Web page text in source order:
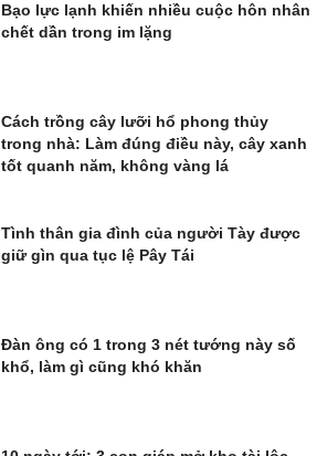
Bạo lực lạnh khiến nhiều cuộc hôn nhân
chết dần trong im lặng
Cách trồng cây lưỡi hổ phong thủy
trong nhà: Làm đúng điều này, cây xanh
tốt quanh năm, không vàng lá
Tình thân gia đình của người Tày được
giữ gìn qua tục lệ Pây Tái
Đàn ông có 1 trong 3 nét tướng này số
khổ, làm gì cũng khó khăn